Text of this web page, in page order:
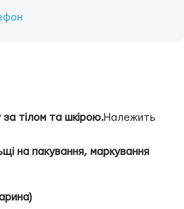
тілом та шкірою.Належить
на пакування, маркування